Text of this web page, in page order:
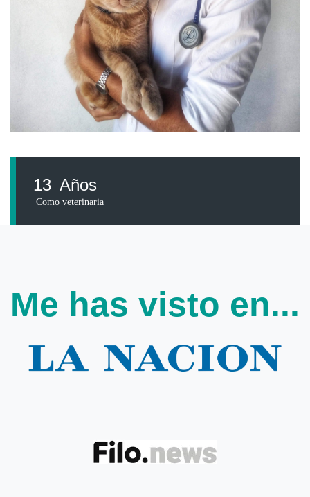
13 Años
Como veterinaria
Me has visto en...